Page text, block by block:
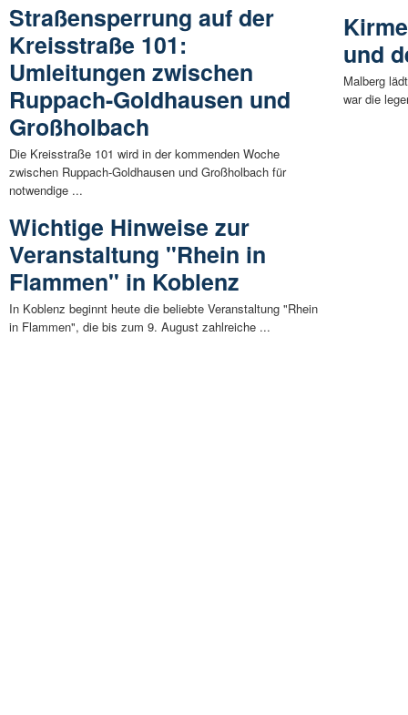
Straßensperrung auf der
Kreisstraße 101:
Umleitungen zwischen
Ruppach-Goldhausen und
Großholbach
Die Kreisstraße 101 wird in der kommenden Woche
zwischen Ruppach-Goldhausen und Großholbach für
notwendige ...
Wichtige Hinweise zur
Veranstaltung "Rhein in
Flammen" in Koblenz
In Koblenz beginnt heute die beliebte Veranstaltung "Rhein
in Flammen", die bis zum 9. August zahlreiche ...
und
Malberg
war die